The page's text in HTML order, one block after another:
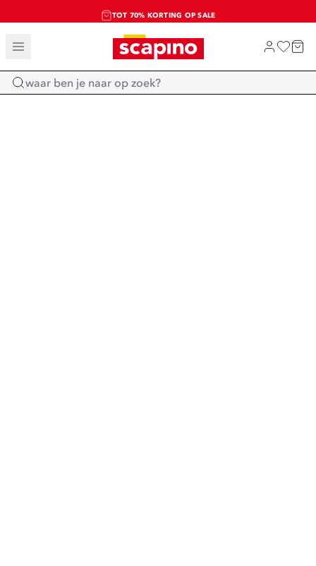
SALE: LAATSTE KANS!
SHOP NIEUW
Home